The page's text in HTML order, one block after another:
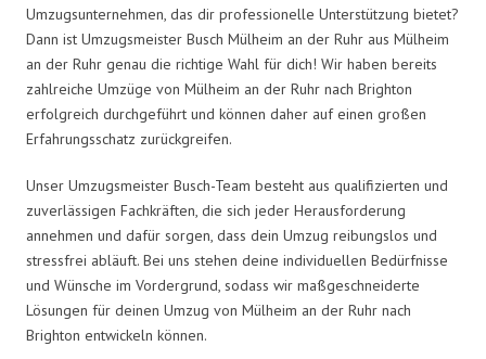
Umzugsunternehmen, das dir professionelle Unterstützung bietet?
Dann ist Umzugsmeister Busch Mülheim an der Ruhr aus Mülheim
an der Ruhr genau die richtige Wahl für dich! Wir haben bereits
zahlreiche Umzüge von Mülheim an der Ruhr nach Brighton
erfolgreich durchgeführt und können daher auf einen großen
Erfahrungsschatz zurückgreifen.
Unser Umzugsmeister Busch-Team besteht aus qualifizierten und
zuverlässigen Fachkräften, die sich jeder Herausforderung
annehmen und dafür sorgen, dass dein Umzug reibungslos und
stressfrei abläuft. Bei uns stehen deine individuellen Bedürfnisse
und Wünsche im Vordergrund, sodass wir maßgeschneiderte
Lösungen für deinen Umzug von Mülheim an der Ruhr nach
Brighton entwickeln können.